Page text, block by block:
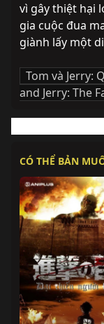
vì gây thiệt hại
gia cuộc đua
giành lấy một
Tom và Jerry:
and Jerry: The
CÓ THỂ BẢN